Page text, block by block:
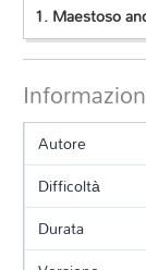
1.Maestoso
Autore
Difficoltà
Durata